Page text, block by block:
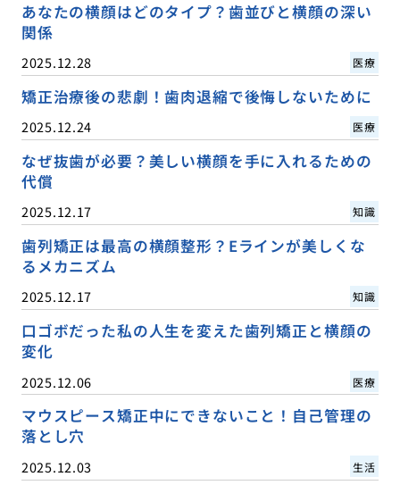
あなたの横顔はどのタイプ？歯並びと横顔の深い
関係
2025.12.28 医療
矯正治療後の悲劇！歯肉退縮で後悔しないために
2025.12.24 医療
なぜ抜歯が必要？美しい横顔を手に入れるための
代償
2025.12.17 知識
歯列矯正は最高の横顔整形？Eラインが美しくな
るメカニズム
2025.12.17 知識
口ゴボだった私の人生を変えた歯列矯正と横顔の
変化
2025.12.06 医療
マウスピース矯正中にできないこと！自己管理の
落とし穴
2025.12.03 生活